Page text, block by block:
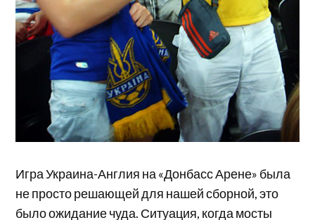
Игра Украина-Англия на «Донбасс Арене» была
не просто решающей для нашей сборной, это
было ожидание чуда. Ситуация, когда мосты